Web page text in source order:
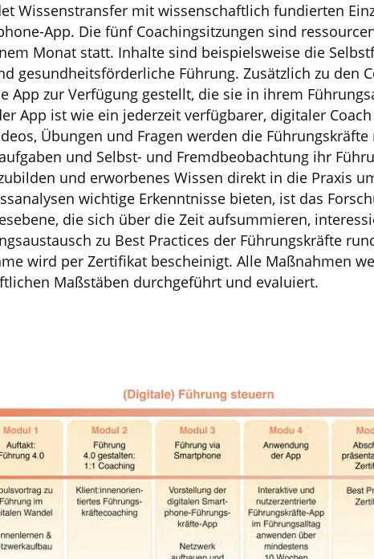
Wissenstransfer mit wissenschaftlich fundierten
App. Die fünf Coachingsitzungen sind
Monat statt. Inhalte sind beispielsweise die
gesundheitsförderliche Führung. Zusätzlich zu den
App zur Verfügung gestellt, die sie in ihrem
App ist wie ein jederzeit verfügbarer, digitaler
Übungen und Fragen werden die Führungskräfte
und Selbst- und Fremdbeobachtung ihr
und erworbenes Wissen direkt in die Praxis
wichtige Erkenntnisse bieten, ist das
die sich über die Zeit aufsummieren,
zu Best Practices der Führungskräfte
wird per Zertifikat bescheinigt. Alle Maßnahmen
Maßstäben durchgeführt und evaluiert.